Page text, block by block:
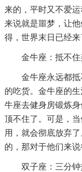
来的，平时又不爱
来说就是噩梦，让
得，世界末日已经来
金牛座：抵不
金牛座永远都
的吃货。金牛座的
牛座去健身房锻炼
顶不住了。可是，
用，就会彻底放弃
的，那对于他们来说
双子座：三分